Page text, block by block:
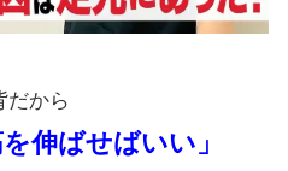
だから
伸ばせばいい」